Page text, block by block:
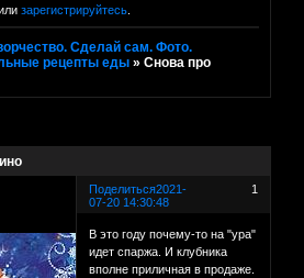
зарегистрируйтесь.
Сделай сам. Фото.
рецепты еды »Снова про
Поделиться 1
2021-
07-20 14:30:48
В это году почему-то на "ура"
идет спаржа. И клубника
вполне приличная в продаже.